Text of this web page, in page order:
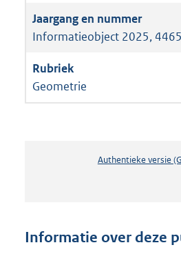
Informatieobject 2025, 4465
Geometrie
Authentieke versie
Informatie over deze